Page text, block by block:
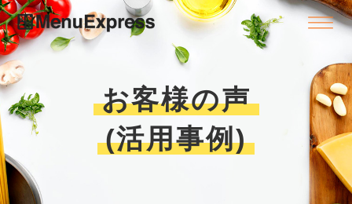
お客様の声
(活用事例)